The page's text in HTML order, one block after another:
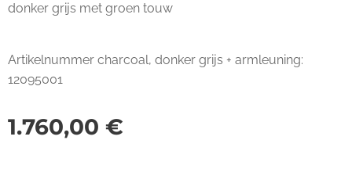
donker grijs met groen touw
Artikelnummer charcoal, donker grijs + armleuning:
12095001
1.760,00 €